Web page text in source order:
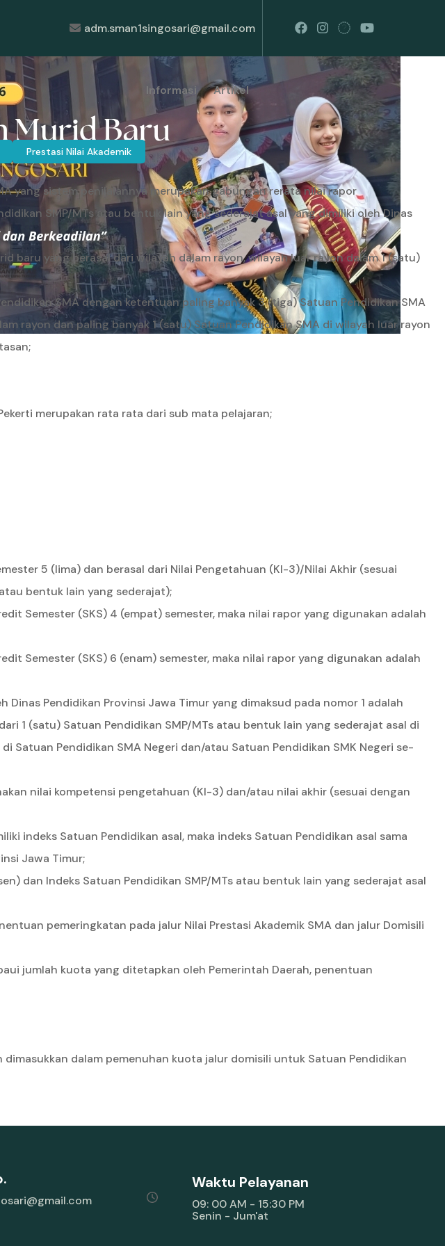
adm.sman1singosari@gmail.com
Informasi Artikel
Prestasi Nilai Akademik
yang sistem penilaiannya merupakan gabungan rerata nilai rapor
SMP/MTs atau bentuk lain yang sederajat asal yang dimiliki oleh Dinas
baru yang berasal dari wilayah dalam rayon, wilayah luar rayon dalam 1 (satu)
SMA dengan ketentuan paling banyak 3 (tiga) Satuan Pendidikan SMA
rayon dan paling banyak 1 (satu) Satuan Pendidikan SMA di wilayah luar rayon
merupakan rata rata dari sub mata pelajaran;
5 (lima) dan berasal dari Nilai Pengetahuan (KI-3)/Nilai Akhir (sesuai
bentuk lain yang sederajat);
Semester (SKS) 4 (empat) semester, maka nilai rapor yang digunakan adalah
Semester (SKS) 6 (enam) semester, maka nilai rapor yang digunakan adalah
Pendidikan Provinsi Jawa Timur yang dimaksud pada nomor 1 adalah
1 (satu) Satuan Pendidikan SMP/MTs atau bentuk lain yang sederajat asal di
di Satuan Pendidikan SMA Negeri dan/atau Satuan Pendidikan SMK Negeri se-
nilai kompetensi pengetahuan (KI-3) dan/atau nilai akhir (sesuai dengan
indeks Satuan Pendidikan asal, maka indeks Satuan Pendidikan asal sama
Jawa Timur;
dan Indeks Satuan Pendidikan SMP/MTs atau bentuk lain yang sederajat asal
pemeringkatan pada jalur Nilai Prestasi Akademik SMA dan jalur Domisili
jumlah kuota yang ditetapkan oleh Pemerintah Daerah, penentuan
dalam pemenuhan kuota jalur domisili untuk Satuan Pendidikan
Waktu Pelayanan
09: 00 AM - 15:30 PM
Senin - Jum'at